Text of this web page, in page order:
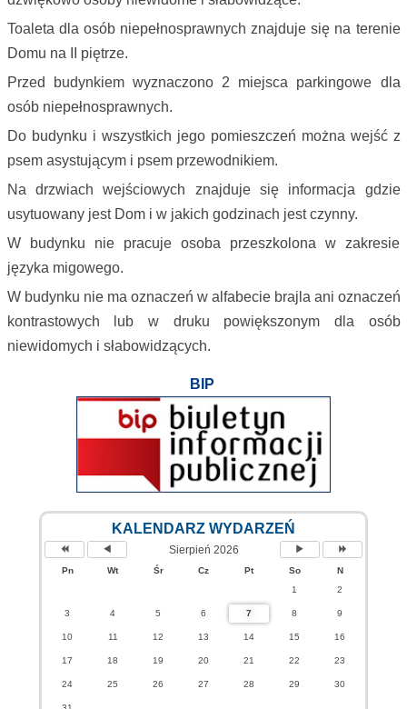
Toaleta dla osób niepełnosprawnych znajduje się na terenie
Domu na II piętrze.
Przed budynkiem wyznaczono 2 miejsca parkingowe dla
osób niepełnosprawnych.
Do budynku i wszystkich jego pomieszczeń można wejść z
psem asystującym i psem przewodnikiem.
Na drzwiach wejściowych znajduje się informacja gdzie
usytuowany jest Dom i w jakich godzinach jest czynny.
W budynku nie pracuje osoba przeszkolona w zakresie
języka migowego.
W budynku nie ma oznaczeń w alfabecie brajla ani oznaczeń
kontrastowych lub w druku powiększonym dla osób
niewidomych i słabowidzących.
BIP
KALENDARZ WYDARZEŃ
Sierpień 2026
Pn Wt Śr Cz Pt So
N
1
2
3 4 5 6 7 8 9
10 11 12 13 14 15 16
17 18 19 20 21 22 23
24 25 26 27 28 29 30